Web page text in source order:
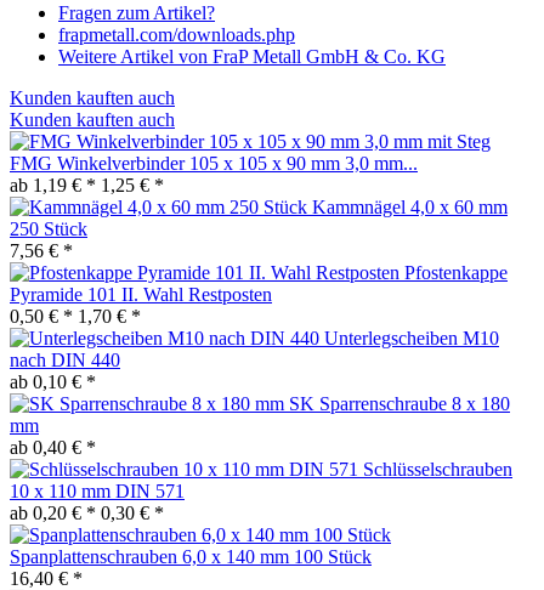
Fragen zum Artikel?
frapmetall.com/downloads.php
Weitere Artikel von FraP Metall GmbH & Co. KG
Kunden kauften auch
Kunden kauften auch
FMG Winkelverbinder 105 x 105 x 90 mm 3,0 mm...
ab 1,19 € * 1,25 € *
Kammnägel 4,0 x 60 mm
250 Stück
7,56 € *
Pfostenkappe
Pyramide 101 II. Wahl Restposten
0,50 € * 1,70 € *
Unterlegscheiben M10
nach DIN 440
ab 0,10 € *
SK Sparrenschraube 8 x 180
mm
ab 0,40 € *
Schlüsselschrauben
10 x 110 mm DIN 571
ab 0,20 € * 0,30 € *
Spanplattenschrauben 6,0 x 140 mm 100 Stück
16,40 € *